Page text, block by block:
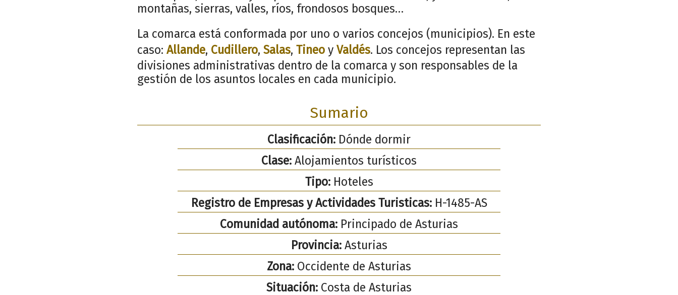
montañas, sierras, valles, ríos, frondosos bosques…
La comarca está conformada por uno o varios concejos (municipios). En este
caso: Allande, Cudillero, Salas, Tineo y Valdés. Los concejos representan las
divisiones administrativas dentro de la comarca y son responsables de la
gestión de los asuntos locales en cada municipio.
Sumario
Clasificación: Dónde dormir
Clase: Alojamientos turísticos
Tipo:Hoteles
Registro de Empresas y Actividades Turisticas:H-1485-AS
Comunidad autónoma: Principado de Asturias
Provincia:Asturias
Zona: Occidente de Asturias
Situación: Costa de Asturias